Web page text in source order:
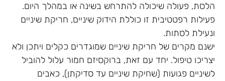
הלסת, פעולה שיכולה להתרחש בשינה או במהלך היום.
פעילות רפטטיבית זו כוללת הידוק שיניים, חריקת שיניים
ונעילת לסתות.
ישנם מקרים של חריקת שיניים שמוגדרים כקלים ויתכן ולא
יצריכו טיפול. יחד עם זאת, ברוקסיזם חמור עלול להוביל
לשיניים פגועות (שחיקת שיניים עד סדיקתן), כאבים